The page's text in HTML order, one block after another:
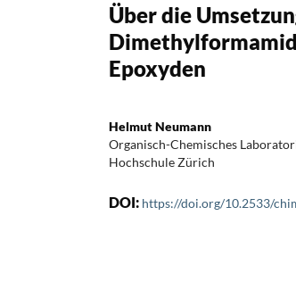
Über die
Epoxyden
Helmut Neumann
Organisch-Chemisches
Hochschule Zürich
DOI: https://doi.org/10.2533/